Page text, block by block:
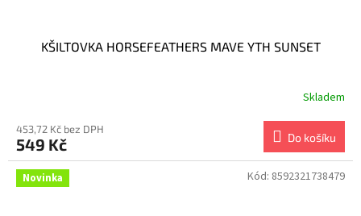
KŠILTOVKA HORSEFEATHERS MAVE YTH SUNSET
Skladem
453,72 Kč bez DPH
549 Kč Do košíku
Novinka Kód: 8592321738479